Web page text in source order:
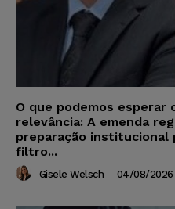
O que podemos esperar
relevância: A emenda
preparação institucional
filtro...
Gisele Welsch - 04/08/2026